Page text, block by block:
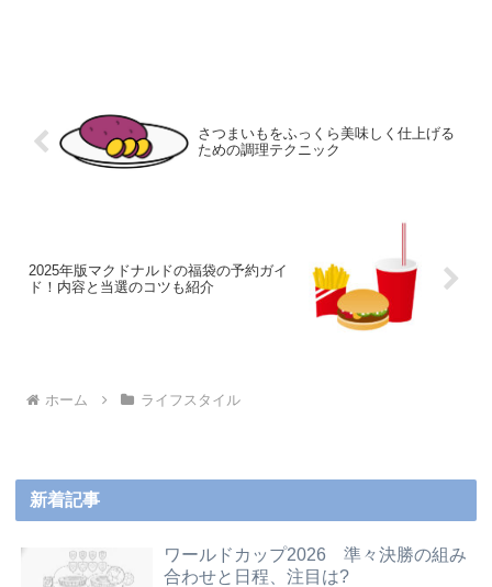
さつまいもをふっくら美味しく仕上げる
ための調理テクニック
2025年版マクドナルドの福袋の予約ガイ
ド！内容と当選のコツも紹介
ホーム ライフスタイル
新着記事
ワールドカップ2026 準々決勝の組み
合わせと日程、注目は?